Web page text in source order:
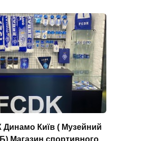
Динамо Київ ( Музейний
Магазин спортивного